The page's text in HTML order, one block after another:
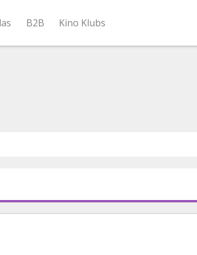
B2B Kino Klubs